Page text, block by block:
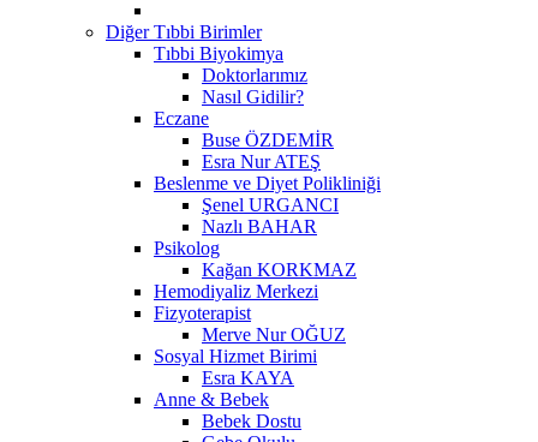
Diğer Tıbbi Birimler
Tıbbi Biyokimya
Doktorlarımız
Nasıl Gidilir?
Eczane
Buse ÖZDEMİR
Esra Nur ATEŞ
Beslenme ve Diyet Polikliniği
Şenel URGANCI
Nazlı BAHAR
Psikolog
Kağan KORKMAZ
Hemodiyaliz Merkezi
Fizyoterapist
Merve Nur OĞUZ
Sosyal Hizmet Birimi
Esra KAYA
Anne & Bebek
Bebek Dostu